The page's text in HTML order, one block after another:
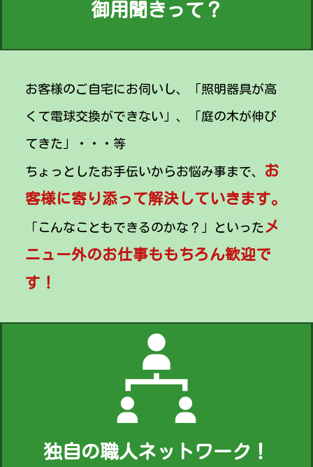
御用聞きって？
お客様のご自宅にお伺いし、「照明器具が高
くて電球交換ができない」、「庭の木が伸び
てきた」・・・等
ちょっとしたお手伝いからお悩み事まで、
お
客様に寄り添って解決していきます。
「こんなこともできるのかな？」といった メ
ニュー外のお仕事ももちろん歓迎で
す！
独自の職人ネットワーク！